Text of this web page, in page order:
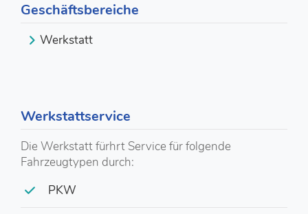
Geschäftsbereiche
Werkstatt
Werkstattservice
Die Werkstatt fürhrt Service für folgende
Fahrzeugtypen durch:
PKW